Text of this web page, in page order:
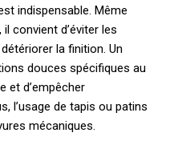
indispensable. Même
convient d’éviter les
la finition. Un
douces spécifiques au
et d’empêcher
l’usage de tapis ou patins
mécaniques.